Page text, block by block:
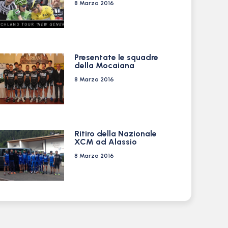
8 Marzo 2016
Presentate le squadre
della Mocaiana
8 Marzo 2016
Ritiro della Nazionale
XCM ad Alassio
8 Marzo 2016